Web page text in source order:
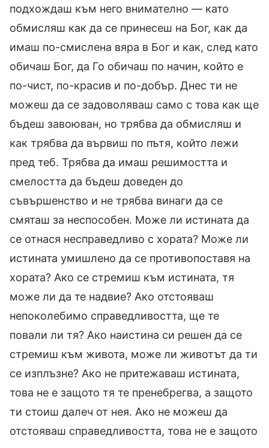
подхождаш към него внимателно — като
обмисляш как да се принесеш на Бог, как да
имаш по-смислена вяра в Бог и как, след като
обичаш Бог, да Го обичаш по начин, който е
по-чист, по-красив и по-добър. Днес ти не
можеш да се задоволяваш само с това как ще
бъдеш завоюван, но трябва да обмисляш и
как трябва да вървиш по пътя, който лежи
пред теб. Трябва да имаш решимостта и
смелостта да бъдеш доведен до
съвършенство и не трябва винаги да се
смяташ за неспособен. Може ли истината да
се отнася несправедливо с хората? Може ли
истината умишлено да се противопоставя на
хората? Ако се стремиш към истината, тя
може ли да те надвие? Ако отстояваш
непоколебимо справедливостта, ще те
повали ли тя? Ако наистина си решен да се
стремиш към живота, може ли животът да ти
се изплъзне? Ако не притежаваш истината,
това не е защото тя те пренебрегва, а защото
ти стоиш далеч от нея. Ако не можеш да
отстояваш справедливостта, това не е защото